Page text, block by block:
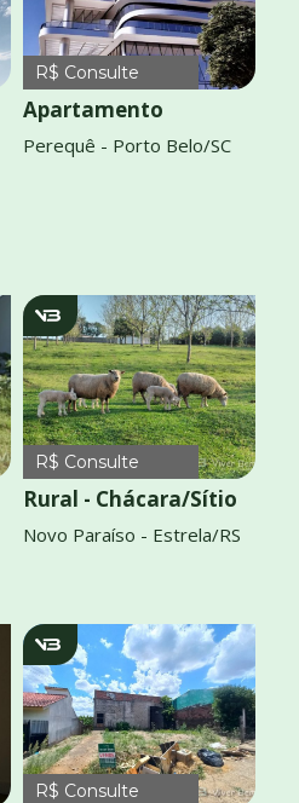
R$ Consulte
Apartamento
Perequê - Porto Belo/SC
v2970
R$ Consulte
Rural - Chácara/Sítio
Novo Paraíso - Estrela/RS
v2981
R$ Consulte